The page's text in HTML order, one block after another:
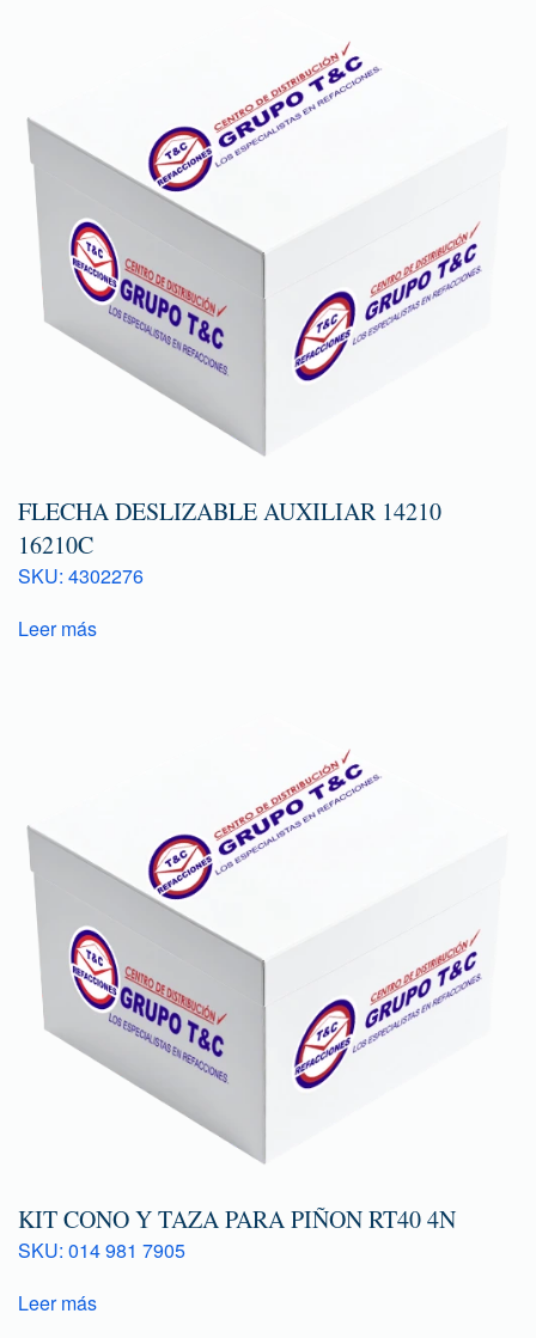
FLECHA DESLIZABLE AUXILIAR 14210
16210C
SKU: 4302276
Leer más
KIT CONO Y TAZA PARA PIÑON RT40 4N
SKU: 014 981 7905
Leer más